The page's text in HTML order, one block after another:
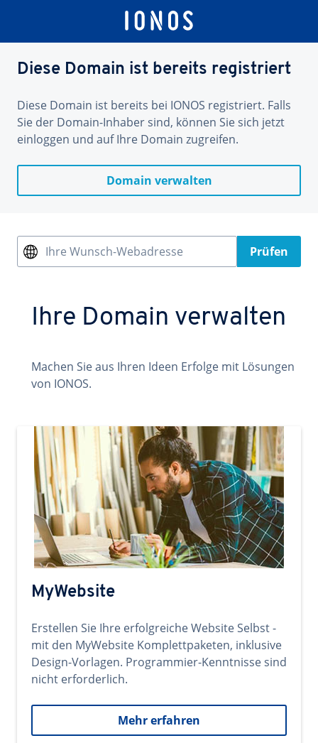
Diese Domain ist bereits registriert
Diese Domain ist bereits bei IONOS registriert. Falls
Sie der Domain-Inhaber sind, können Sie sich jetzt
einloggen und auf Ihre Domain zugreifen.
Domain verwalten
Ihre Wunsch-Webadresse Prüfen
Ihre Domain verwalten
Machen Sie aus Ihren Ideen Erfolge mit Lösungen
von IONOS.
MyWebsite
Erstellen Sie Ihre erfolgreiche Website Selbst -
mit den MyWebsite Komplettpaketen, inklusive
Design-Vorlagen. Programmier-Kenntnisse sind
nicht erforderlich.
Mehr erfahren